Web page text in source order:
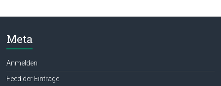
Meta
Anmelden
Feed der Einträge